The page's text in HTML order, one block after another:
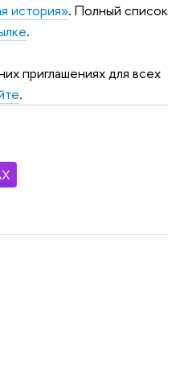
история». Полный список
.
приглашениях для всех
.